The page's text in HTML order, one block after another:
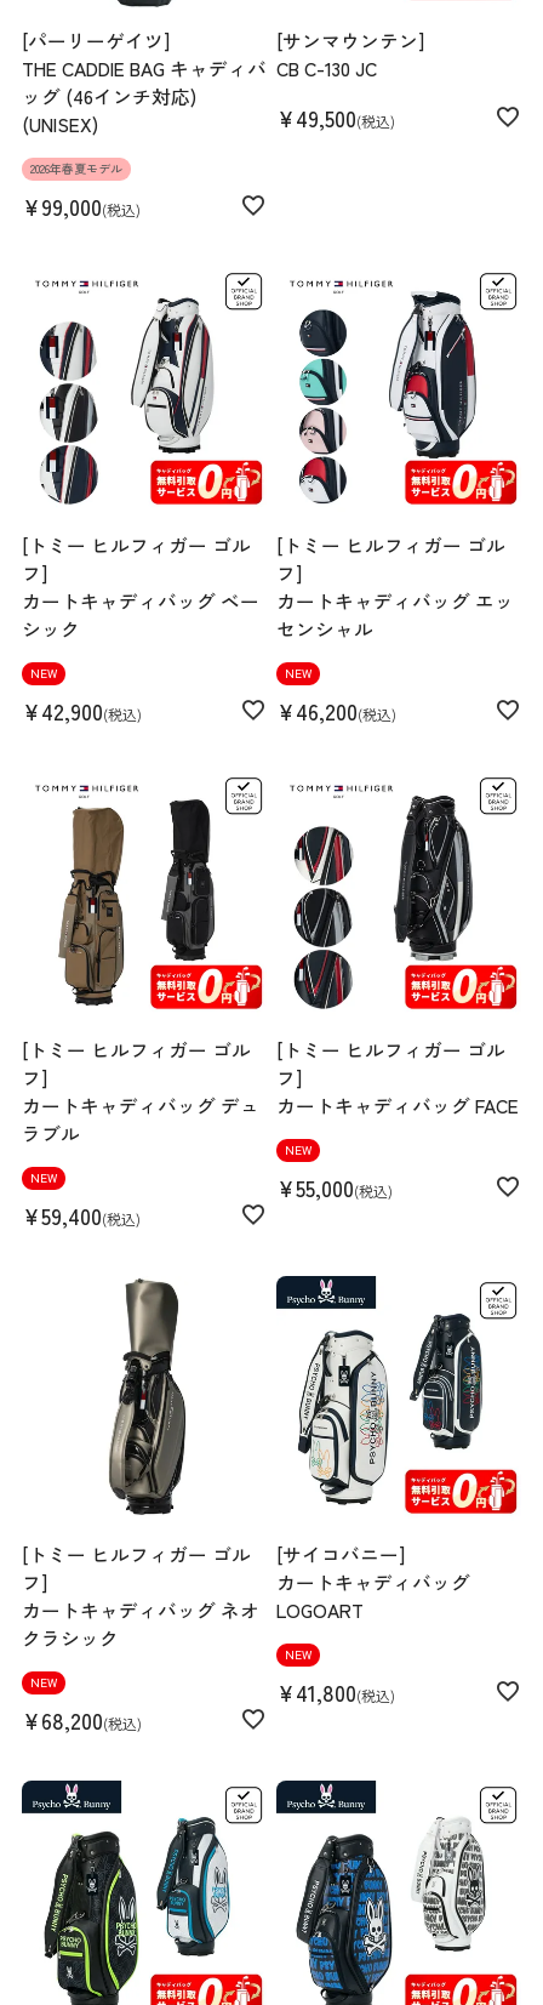
[パーリーゲイツ]
THE CADDIE BAG キャディバ
ッグ (46インチ対応)
(UNISEX)
2026年春夏モデル
¥99,000 税込
[サンマウンテン]
CB C-130 JC
¥49,500 税込
[トミー ヒルフィガー ゴル
フ]
カートキャディバッグ ベー
シック
NEW
¥42,900 税込
[トミー ヒルフィガー ゴル
フ]
カートキャディバッグ エッ
センシャル
NEW
¥46,200 税込
[トミー ヒルフィガー ゴル
フ]
カートキャディバッグ デュ
ラブル
NEW
¥59,400 税込
[トミー ヒルフィガー ゴル
フ]
カートキャディバッグ FACE
NEW
¥55,000 税込
[トミー ヒルフィガー ゴル
フ]
カートキャディバッグ ネオ
クラシック
NEW
¥68,200 税込
[サイコバニー]
カートキャディバッグ
LOGOART
NEW
¥41,800 税込